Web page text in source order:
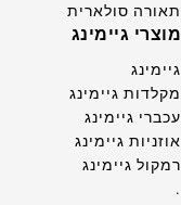
תאורה סולארית
מוצרי גיימינג
גיימינג
מקלדות גיימינג
עכברי גיימינג
אוזניות גיימינג
רמקול גיימינג
.